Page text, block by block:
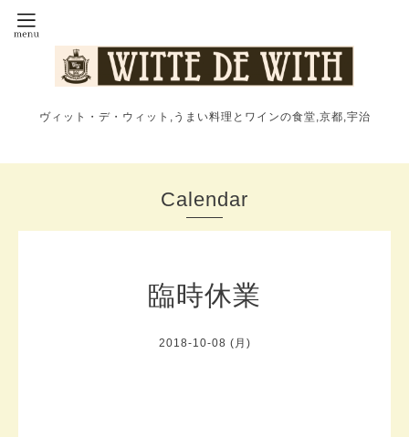
ヴィット・デ・ウィット,うまい料理とワインの食堂,京都,宇治
Calendar
臨時休業
2018-10-08 (月)